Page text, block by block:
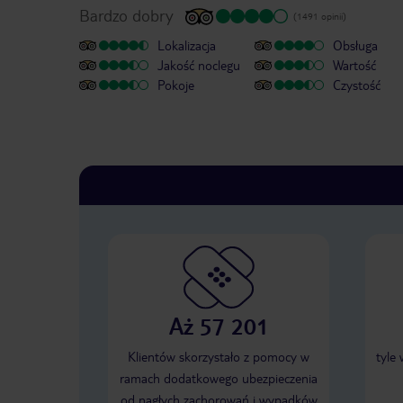
Bardzo dobry (1491 opinii)
Lokalizacja
Jakość noclegu
Pokoje
Obsługa
Wartość
Czystość
Aż 57 201
Klientów skorzystało z pomocy w
ramach dodatkowego ubezpieczenia
od nagłych zachorowań i wypadków
tyle